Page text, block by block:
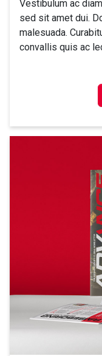
Vestibulum ac
sed sit amet dui.
malesuada.
convallis quis ac